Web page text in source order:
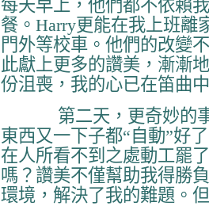
每天早上，他們都不依賴
餐。 Harry更能在我上班離
門外等校車。他們的改變
此獻上更多的讚美，漸漸
份沮喪，我的心已在笛曲
第二天，更奇妙的
東西又一下子都“自動”好
在人所看不到之處動工罷
嗎？讚美不僅幫助我得勝
環境，解決了我的難題。